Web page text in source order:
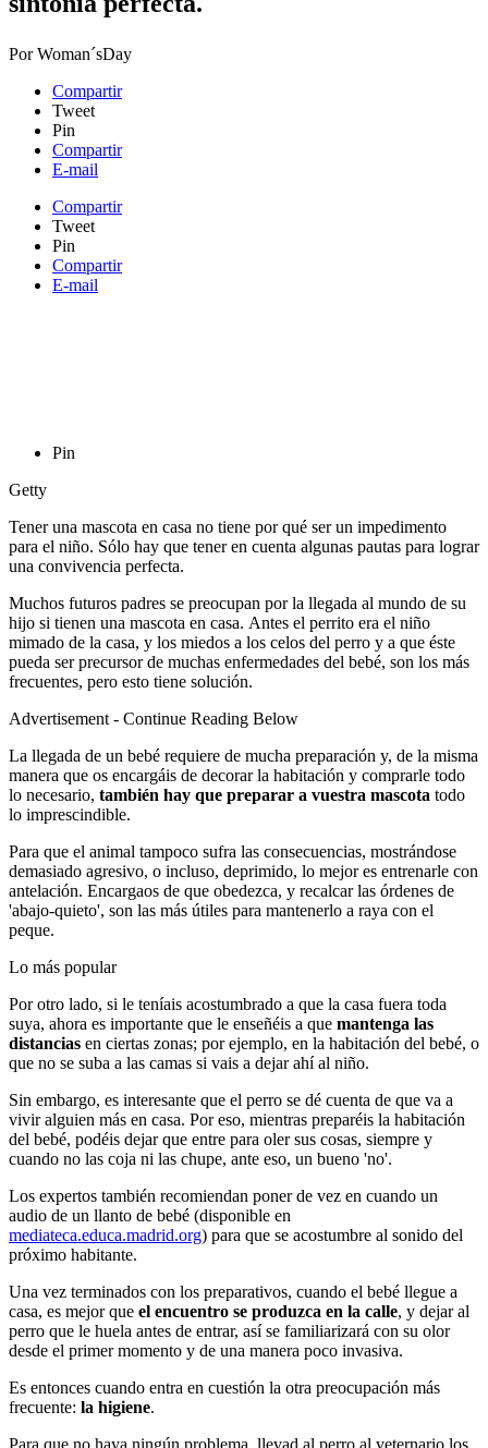
PorWoman´sDay
Compartir
Tweet
Pin
Compartir
E-mail
Compartir
Tweet
Pin
Compartir
E-mail
Pin
Getty
Tener una mascota en casa no tiene por qué ser un impedimento
para el niño. Sólo hay que tener en cuenta algunas pautas para lograr
una convivencia perfecta.
Muchos futuros padres se preocupan por la llegada al mundo de su
hijo si tienen una mascota en casa. Antes el perrito era el niño
mimado de la casa, y los miedos a los celos del perro y a que éste
pueda ser precursor de muchas enfermedades del bebé, son los más
frecuentes, pero esto tiene solución.
Advertisement - Continue Reading Below
La llegada de un bebé requiere de mucha preparación y, de la misma
manera que os encargáis de decorar la habitación y comprarle todo
lo necesario, también hay que preparar a vuestra mascota todo
lo imprescindible.
Para que el animal tampoco sufra las consecuencias, mostrándose
demasiado agresivo, o incluso, deprimido, lo mejor es entrenarle con
antelación. Encargaos de que obedezca, y recalcar las órdenes de
'abajo-quieto', son las más útiles para mantenerlo a raya con el
peque.
Lo más popular
Por otro lado, si le teníais acostumbrado a que la casa fuera toda
suya, ahora es importante que le enseñéis a que mantenga las
distancias en ciertas zonas; por ejemplo, en la habitación del bebé, o
que no se suba a las camas si vais a dejar ahí al niño.
Sin embargo, es interesante que el perro se dé cuenta de que va a
vivir alguien más en casa. Por eso, mientras preparéis la habitación
del bebé, podéis dejar que entre para oler sus cosas, siempre y
cuando no las coja ni las chupe, ante eso, un bueno 'no'.
Los expertos también recomiendan poner de vez en cuando un
audio de un llanto de bebé (disponible en
mediateca.educa.madrid.org) para que se acostumbre al sonido del
próximo habitante.
Una vez terminados con los preparativos, cuando el bebé llegue a
casa, es mejor que el encuentro se produzca en la calle, y dejar al
perro que le huela antes de entrar, así se familiarizará con su olor
desde el primer momento y de una manera poco invasiva.
Es entonces cuando entra en cuestión la otra preocupación más
frecuente: la higiene.
Para que no haya ningún problema, llevad al perro al veternario los